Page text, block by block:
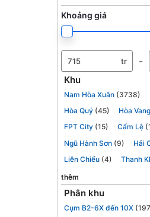
Khoảng giá
tr -
Khu
Nam Hòa Xuân (3738)
Hòa Quý (45) Hòa Vang
FPT City (15) Cẩm Lệ
Ngũ Hành Sơn (9) Hải
Liên Chiểu (4) Thanh
thêm
Phân khu
Cụm B2-6X đến 10X